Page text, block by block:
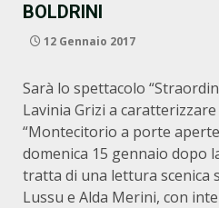
BOLDRINI
12 Gennaio 2017
Sarà lo spettacolo
Lavinia Grizi a
“Montecitorio a porte
domenica 15 gennaio dopo
tratta di una lettura scenica
Lussu e Alda Merini, con